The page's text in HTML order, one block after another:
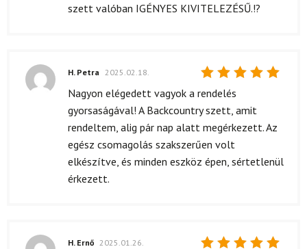
szett valóban IGÉNYES KIVITELEZÉSŰ.!?
Értékelés:
H. Petra 2025.02.18.
Nagyon elégedett vagyok a rendelés
gyorsaságával! A Backcountry szett, amit
rendeltem, alig pár nap alatt megérkezett. Az
egész csomagolás szakszerűen volt
elkészítve, és minden eszköz épen, sértetlenül
érkezett.
H. Ernő 2025.01.26.